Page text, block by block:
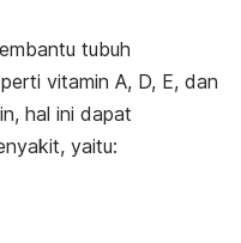
tubuh
vitamin A, D, E, dan
hal ini dapat
yaitu: